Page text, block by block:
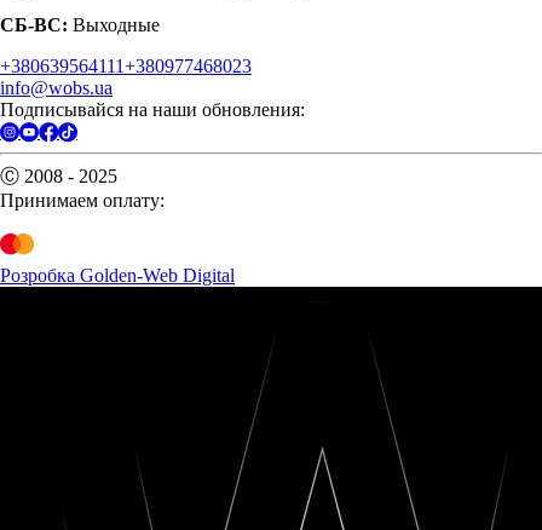
СБ-ВС: Выходные
+380639564111+380977468023
info@wobs.ua
Подписывайся на наши обновления:
Ⓒ 2008 - 2025
Принимаем оплату:
Розробка Golden-Web Digital